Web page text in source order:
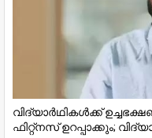
വിദ്യാര്‍ഥികള്‍ക്ക്
ഫിറ്റ്നസ് ഉറപ്പാക്കും;